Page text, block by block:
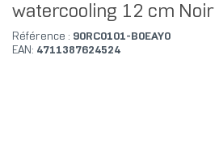
watercooling 12 cm Noir
Référence : 90RC0101-B0EAY0
EAN: 4711387624524